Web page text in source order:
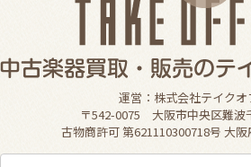
運営：株式会社テイクオ
〒542-0075 大阪市中央区難波
古物商許可 第621110300718号 大